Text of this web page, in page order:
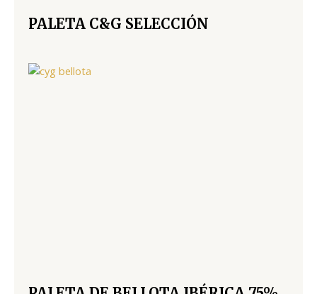
PALETA C&G SELECCIÓN